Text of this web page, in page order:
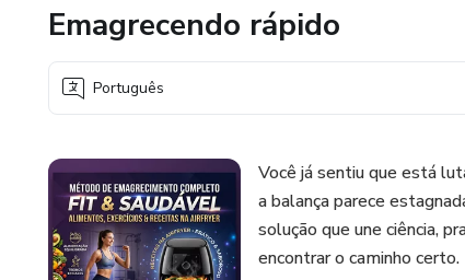
Emagrecendo rápido
Português
Você já sentiu que está
a balança parece
solução que une ciência,
encontrar o caminho certo.